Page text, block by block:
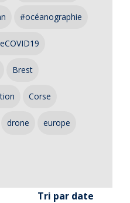
#océanographie
Brest
Corse
drone europe
Tri par date